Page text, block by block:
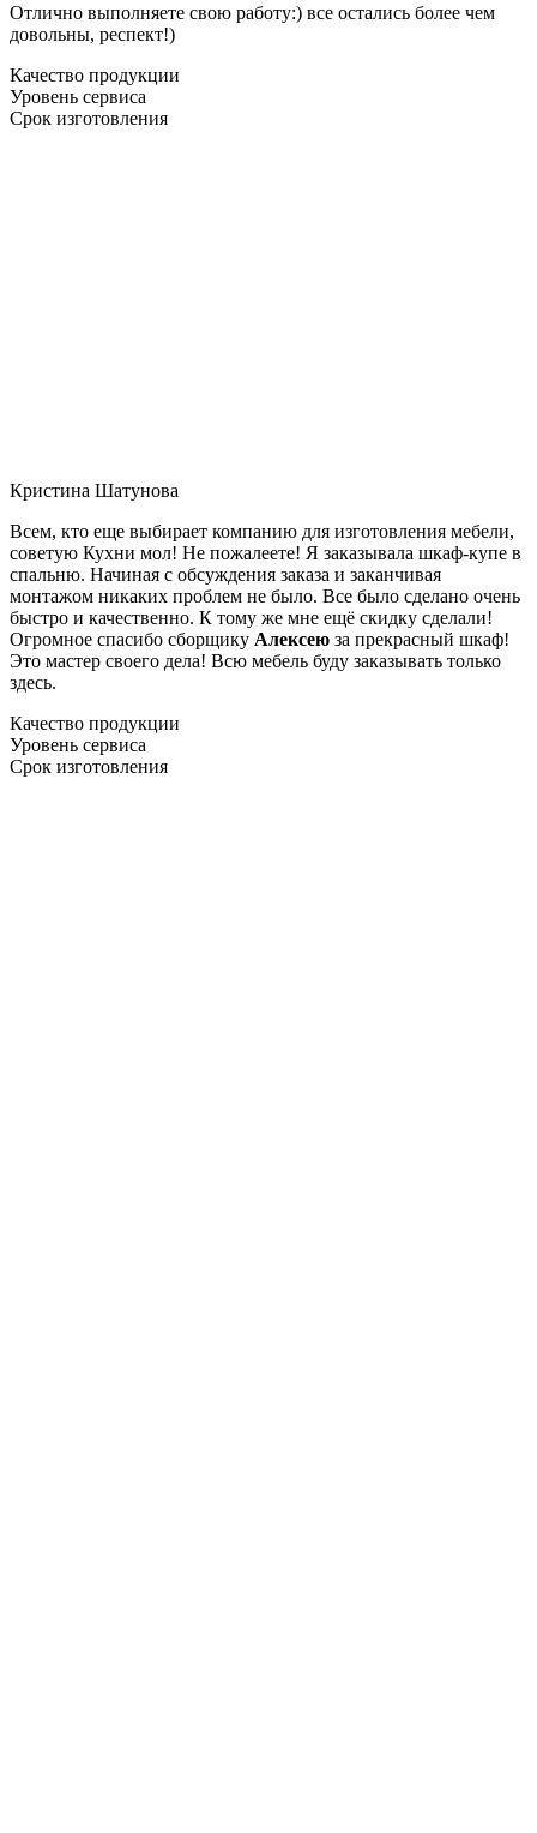
Отлично выполняете свою работу:) все остались более чем
довольны, респект!)
Качество продукции
Уровень сервиса
Срок изготовления
Кристина Шатунова
Всем, кто еще выбирает компанию для изготовления мебели,
советую Кухни мол! Не пожалеете! Я заказывала шкаф-купе в
спальню. Начиная с обсуждения заказа и заканчивая
монтажом никаких проблем не было. Все было сделано очень
быстро и качественно. К тому же мне ещё скидку сделали!
Огромное спасибо сборщику Алексею за прекрасный шкаф!
Это мастер своего дела! Всю мебель буду заказывать только
здесь.
Качество продукции
Уровень сервиса
Срок изготовления